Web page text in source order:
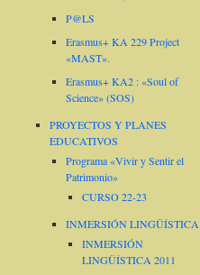
P@LS
Erasmus+ KA 229 Project
«MAST».
Erasmus+ KA2 : «Soul of
Science» (SOS)
PROYECTOS Y PLANES
EDUCATIVOS
Programa «Vivir y Sentir el
Patrimonio»
CURSO 22-23
INMERSIÓN LINGÜÍSTICA
INMERSIÓN
LINGÜÍSTICA 2011